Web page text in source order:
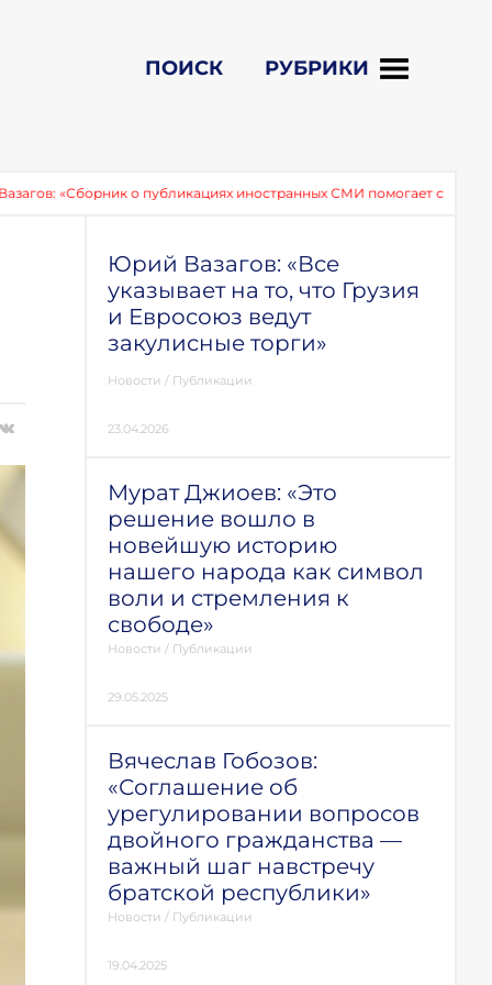
ПОИСК РУБРИКИ
о публикациях иностранных СМИ помогает сохранить память о
Юрий Вазагов: «Все
указывает на то, что Грузия
и Евросоюз ведут
закулисные торги»
Новости / Публикации
23.04.2026
Мурат Джиоев: «Это
решение вошло в
новейшую историю
нашего народа как символ
воли и стремления к
свободе»
Новости / Публикации
29.05.2025
Вячеслав Гобозов:
«Соглашение об
урегулировании вопросов
двойного гражданства —
важный шаг навстречу
братской республики»
Новости / Публикации
19.04.2025